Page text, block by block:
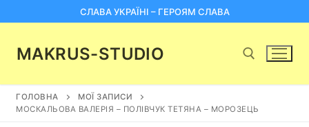
до
СЛАВА УКРАЇНІ – ГЕРОЯМ СЛАВА
MAKRUS-STUDIO
Пошук:
ГОЛОВНА
МОЇ ЗАПИСИ
МОСКАЛЬОВА ВАЛЕРІЯ – ПОЛІВЧУК ТЕТЯНА – МОРОЗЕЦЬ